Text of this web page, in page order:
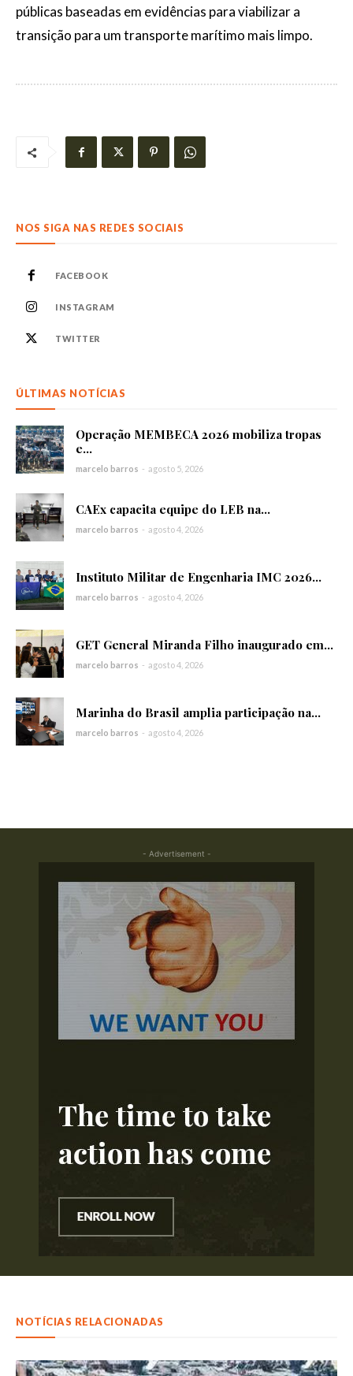
públicas baseadas em evidências para viabilizar a
transição para um transporte marítimo mais limpo.
NOS SIGA NAS REDES SOCIAIS
FACEBOOK
INSTAGRAM
TWITTER
ÚLTIMAS NOTÍCIAS
Operação MEMBECA 2026 mobiliza tropas
e...
marcelo barros - agosto 5, 2026
CAEx capacita equipe do LEB na...
marcelo barros - agosto 4, 2026
Instituto Militar de Engenharia IMC 2026...
marcelo barros - agosto 4, 2026
GET General Miranda Filho inaugurado em...
marcelo barros - agosto 4, 2026
Marinha do Brasil amplia participação na...
marcelo barros - agosto 4, 2026
- Advertisement -
NOTÍCIAS RELACIONADAS